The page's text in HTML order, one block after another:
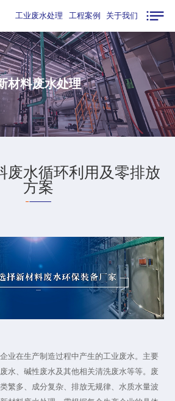
工业废水处理 工程案例 关于我们
材料废水处理
废水循环利用及零排放
方案
业在生产制造过程中产生的工业废水。主要
水、碱性废水及其他相关清洗废水等等。废
繁多、成分复杂、排放无规律、水质水量波